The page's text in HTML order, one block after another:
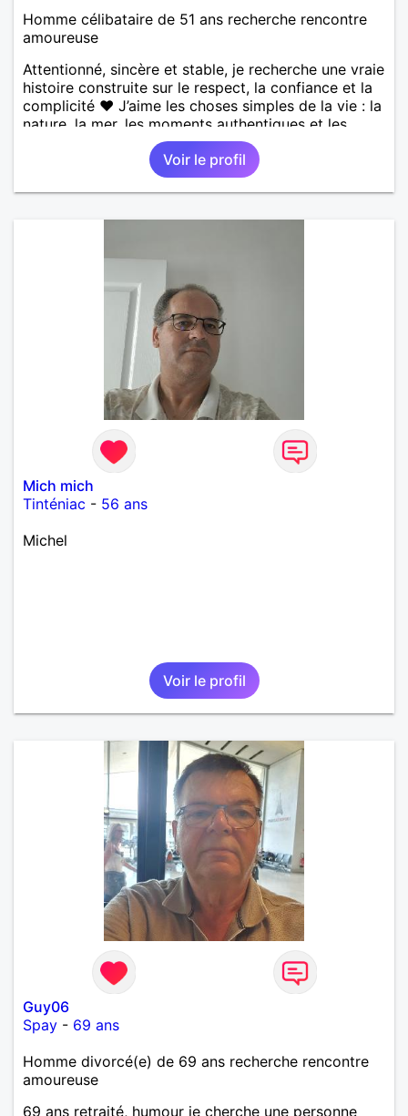
Homme célibataire de 51 ans recherche rencontre
amoureuse
Attentionné, sincère et stable, je recherche une vraie
histoire construite sur le respect, la confiance et la
complicité ❤️ J’aime les choses simples de la vie : la
nature, la mer, les moments authentiques et les
personnes au grand cœur 🌊🌿 Très câlin et
affectueux, j’adore les petits moments de tendresse
et les calinous réguliers 😊❤️ La solitude finit parfois
par peser, alors si tu es en Nouvelle-Calédonie et
Voir le profil
Mich mich
Tinténiac - 56 ans
Michel
Voir le profil
Guy06
Spay - 69 ans
Homme divorcé(e) de 69 ans recherche rencontre
amoureuse
69 ans retraité, humour je cherche une personne